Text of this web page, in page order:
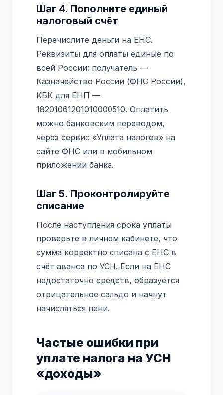
Шаг 4. Пополните единый
налоговый счёт
Перечислите деньги на ЕНС.
Реквизиты для оплаты единые по
всей России: получатель —
Казначейство России (ФНС России),
КБК для ЕНП —
18201061201010000510. Оплатить
можно банковским переводом,
через сервис «Уплата налогов» на
сайте ФНС или в мобильном
приложении банка.
Шаг 5. Проконтролируйте
списание
После наступления срока уплаты
проверьте в личном кабинете, что
сумма корректно списана с ЕНС в
счёт аванса по УСН. Если на ЕНС
недостаточно средств, образуется
отрицательное сальдо и начнут
начисляться пени.
Частые ошибки при
уплате налога на УСН
«доходы»